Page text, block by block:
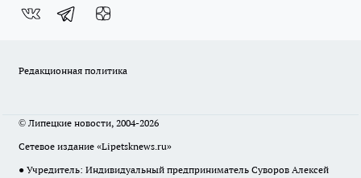
Редакционная политика
© Липецкие новости, 2004-2026
Сетевое издание «Lipetsknews.ru»
● Учредитель: Индивидуальный предприниматель Суворов Алексей